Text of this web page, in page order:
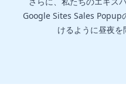
Google Sites Sales Popup
けるように昼夜を